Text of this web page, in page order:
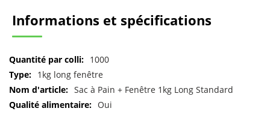
Informations et spécifications
Pour
plus
d'informations
1000
1kg long fenêtre
Sac à Pain + Fenêtre 1kg Long Standard
Oui